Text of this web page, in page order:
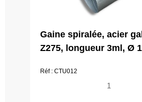
Gaine spiralée, acier
Z275, longueur 3ml, Ø
Réf : CTU012
quantité